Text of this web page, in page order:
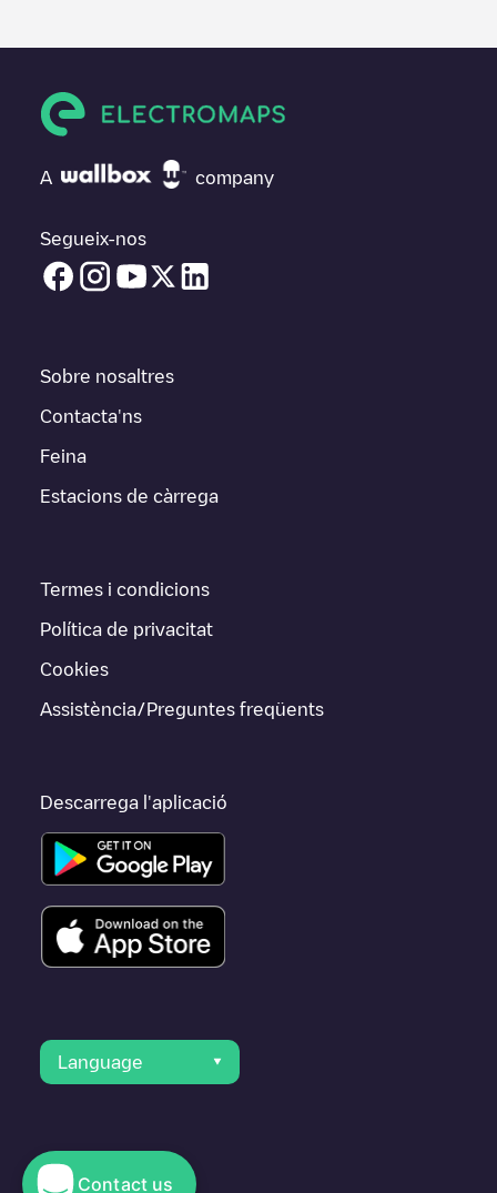
A company
Segueix-nos
Sobre nosaltres
Contacta'ns
Feina
Estacions de càrrega
Termes i condicions
Política de privacitat
Cookies
Assistència/Preguntes freqüents
Descarrega l'aplicació
Language
© 2023 Electromaps
Contact us